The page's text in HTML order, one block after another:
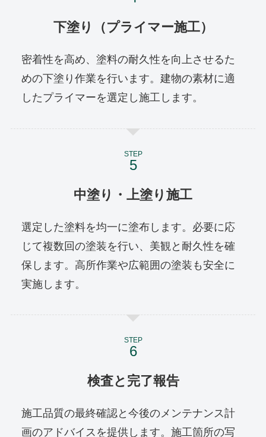
下塗り（プライマー施工）
密着性を高め、塗料の耐久性を向上させるた
めの下塗り作業を行います。建物の素材に適
したプライマーを選定し施工します。
STEP
中塗り・上塗り施工
選定した塗料を均一に塗布します。必要に応
じて複数回の塗装を行い、美観と耐久性を確
保します。高所作業や広範囲の塗装も安全に
実施します。
STEP
検査と完了報告
施工品質の最終確認と今後のメンテナンス計
画のアドバイスを提供します。施工箇所の写